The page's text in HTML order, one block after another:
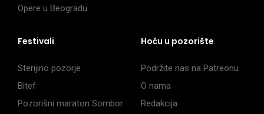
Opere u Beogradu
Festivali
Sterijino pozorje
Bitef
Pozorišni maraton Sombor
Hoću u pozorište
Podržite nas na Patreonu
O nama
Redakcija